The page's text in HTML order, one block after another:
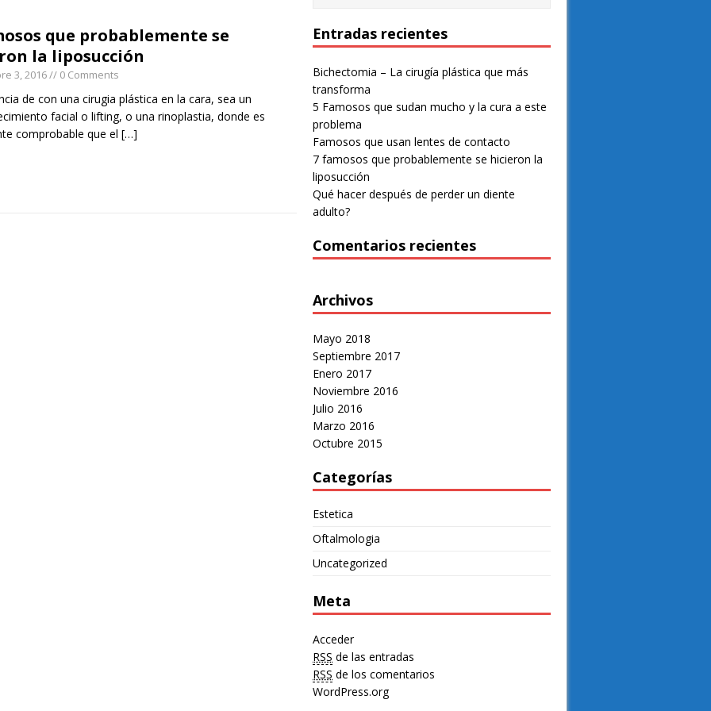
que probablemente se
la liposucción
3, 2016// 0 Comments
de con una cirugia plástica en la cara, sea un
facial o lifting, o una rinoplastia, donde es
comprobable que el […]
Entradas recientes
Bichectomia – La cirugía plástica que más
transforma
5 Famosos que sudan mucho y la cura a este
problema
Famosos que usan lentes de contacto
7 famosos que probablemente se hicieron la
liposucción
Qué hacer después de perder un diente
adulto?
Comentarios recientes
Archivos
Mayo 2018
Septiembre 2017
Enero 2017
Noviembre 2016
Julio 2016
Marzo 2016
Octubre 2015
Categorías
Estetica
Oftalmologia
Uncategorized
Meta
Acceder
RSS de las entradas
RSS de los comentarios
WordPress.org